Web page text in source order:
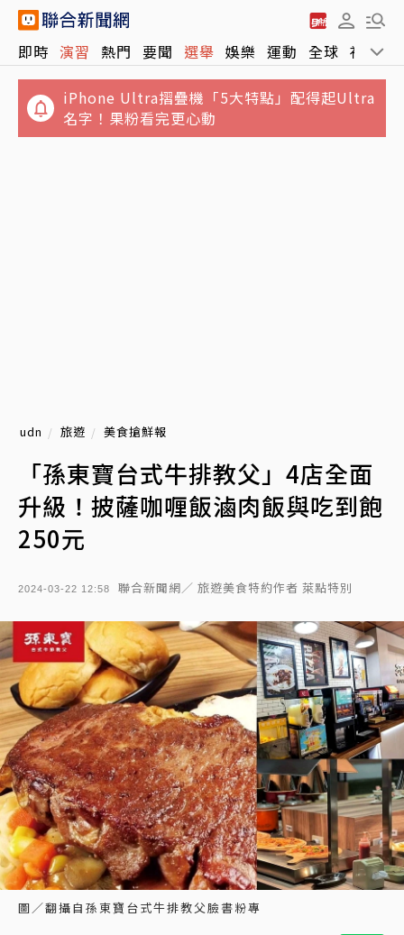
即時 演習 熱門 要聞 選舉 娛樂 運動 全球 社會
iPhone Ultra摺疊機「5大特點」配得起Ultra
名字！果粉看完更心動
udn 旅遊 美食搶鮮報
「孫東寶台式牛排教父」4店全面
升級！披薩咖喱飯滷肉飯與吃到飽
250元
2024-03-22 12:58 聯合新聞網／ 旅遊美食特約作者 萊點特別
圖／翻攝自孫東寶台式牛排教父臉書粉專